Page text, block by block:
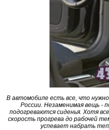
В автомобиле есть все, что
России. Незаменимая вещь -
подогреваются сиденья. Хотя
скорость прогрева до рабочей
успевает набрать